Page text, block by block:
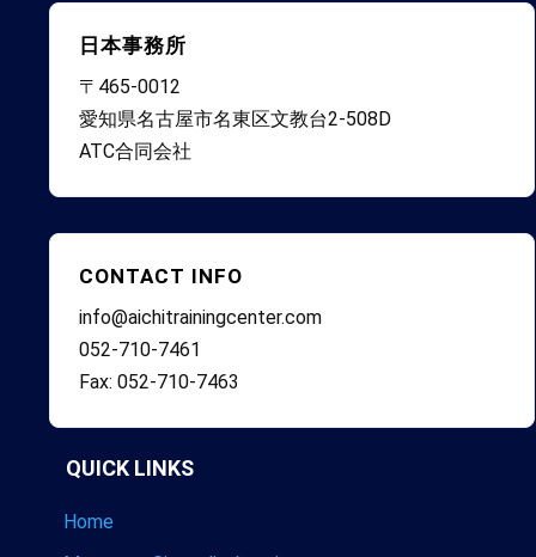
日本事務所
〒465-0012
愛知県名古屋市名東区文教台2-508D
ATC合同会社
CONTACT INFO
info@aichitrainingcenter.com
052-710-7461
Fax: 052-710-7463
QUICK LINKS
Home